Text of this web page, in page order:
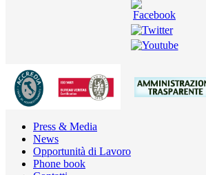
Press & Media
News
Opportunità di Lavoro
Phone book